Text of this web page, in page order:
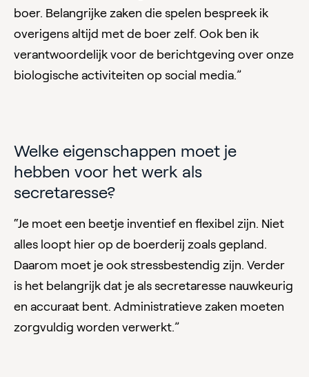
boer. Belangrijke zaken die spelen bespreek ik
overigens altijd met de boer zelf. Ook ben ik
verantwoordelijk voor de berichtgeving over onze
biologische activiteiten op social media.”
Welke eigenschappen moet je
hebben voor het werk als
secretaresse?
“Je moet een beetje inventief en flexibel zijn. Niet
alles loopt hier op de boerderij zoals gepland.
Daarom moet je ook stressbestendig zijn. Verder
is het belangrijk dat je als secretaresse nauwkeurig
en accuraat bent. Administratieve zaken moeten
zorgvuldig worden verwerkt.”